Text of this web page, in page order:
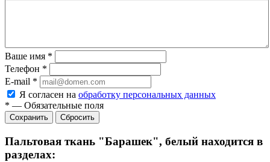
Ваше имя *
Телефон *
E-mail *
Я согласен на обработку персональных данных
* — Обязательные поля
Сбросить
Пальтовая ткань "Барашек", белый находится в
разделах: